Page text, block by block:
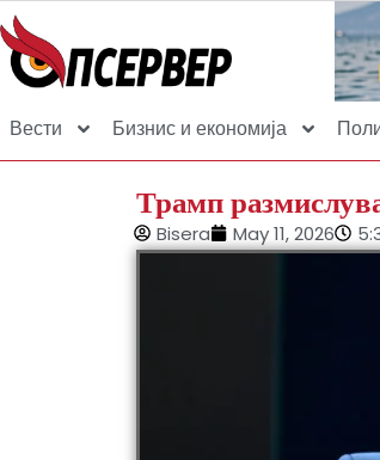
Вести Бизнис и економија
Трамп
Bisera May 11, 2026